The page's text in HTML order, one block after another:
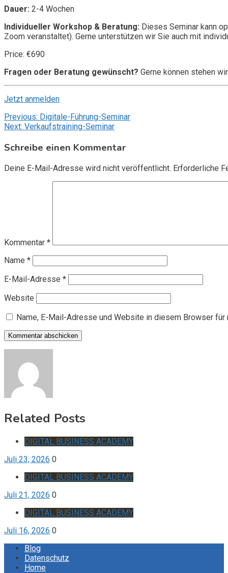
Dauer: 2-4 Wochen
Individueller Workshop & Beratung: Dieses Seminar kann
Zoom veranstaltet). Gerne unterstützen wir Sie auch mit
Price: €690
Fragen oder Beratung gewünscht? Gerne können stehen
Jetzt anmelden
Beitragsnavigation
Previous: Digitale-Führung-Seminar
Next: Verkaufstraining-Seminar
Schreibe einen Kommentar
Deine E-Mail-Adresse wird nicht veröffentlicht. Erforderliche
Kommentar *
Name *
E-Mail-Adresse *
Website
Name, E-Mail-Adresse und Website in diesem Browser
Related Posts
DIGITAL BUSINESS ACADEMY
Juli 23, 2026 0
DIGITAL BUSINESS ACADEMY
Juli 21, 2026 0
DIGITAL BUSINESS ACADEMY
Juli 16, 2026 0
Blog
Datenschutz
Home